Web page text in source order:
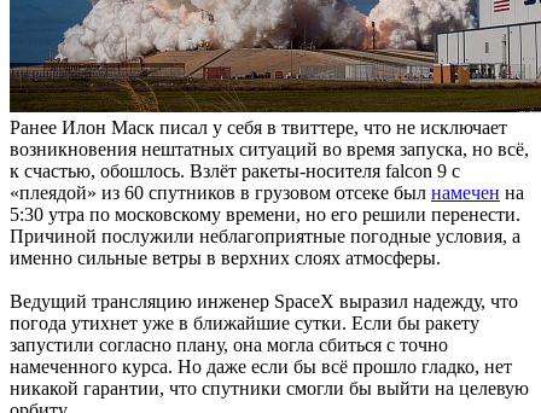
Ранее Илон Маск писал у себя в твиттере, что не исключает
возникновения нештатных ситуаций во время запуска, но всё,
к счастью, обошлось. Взлёт ракеты-носителя falcon 9 с
«плеядой» из 60 спутников в грузовом отсеке был намечен на
5:30 утра по московскому времени, но его решили перенести.
Причиной послужили неблагоприятные погодные условия, а
именно сильные ветры в верхних слоях атмосферы.
Ведущий трансляцию инженер SpaceX выразил надежду, что
погода утихнет уже в ближайшие сутки. Если бы ракету
запустили согласно плану, она могла сбиться с точно
намеченного курса. Но даже если бы всё прошло гладко, нет
никакой гарантии, что спутники смогли бы выйти на целевую